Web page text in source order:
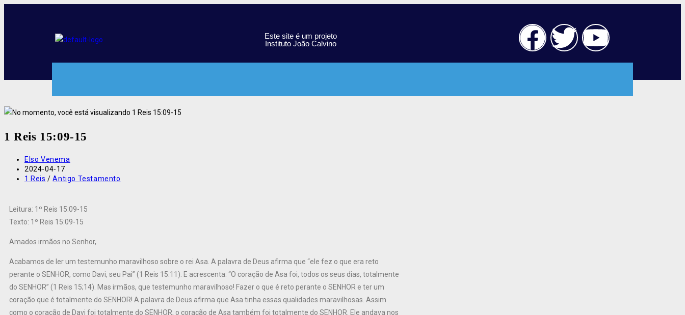
Este site é um projeto
Instituto João Calvino
1 Reis 15:09-15
Elso Venema
2024-04-17
1 Reis / Antigo Testamento
Leitura: 1º Reis 15:09-15
Texto: 1º Reis 15:09-15
Amados irmãos no Senhor,
Acabamos de ler um testemunho maravilhoso sobre o rei Asa. A palavra de Deus afirma que “ele fez o que era reto
perante o SENHOR, como Davi, seu Pai” (1 Reis 15:11). E acrescenta: “O coração de Asa foi, todos os seus dias, totalmente
do SENHOR” (1 Reis 15;14). Mas irmãos, que testemunho maravilhoso! Fazer o que é reto perante o SENHOR e ter um
coração que é totalmente do SENHOR! A palavra de Deus afirma que Asa tinha essas qualidades maravilhosas. Assim
como o coração de Davi foi totalmente do SENHOR, o coração de Asa também foi totalmente do SENHOR. Ele andava nos